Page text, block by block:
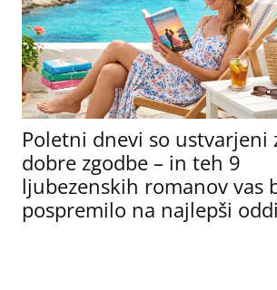
Poletni dnevi so ustvarjeni
dobre zgodbe – in teh 9
ljubezenskih romanov vas
pospremilo na najlepši